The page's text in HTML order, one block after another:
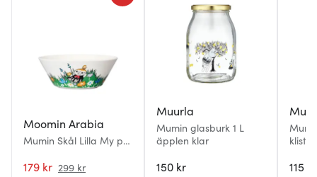
Moomin Arabia
Mumin Skål Lilla My på
179 kr 299 kr
Muurla
Mumin glasburk 1 L
äpplen klar
150 kr 115 kr